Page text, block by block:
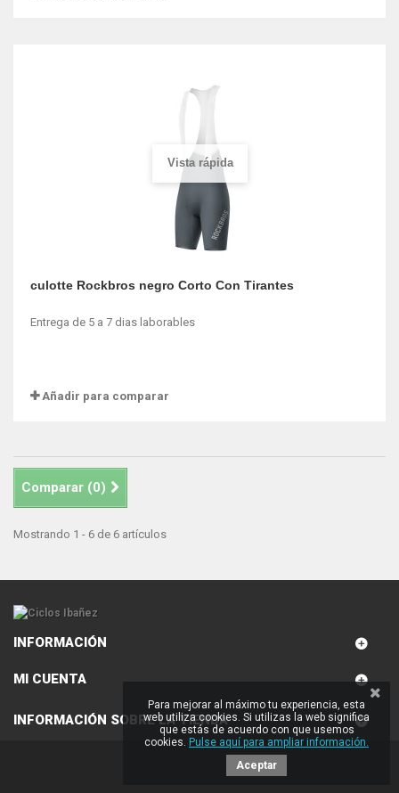
Vista rápida
culotte Rockbros negro Corto Con Tirantes
Entrega de 5 a 7 dias laborables
Añadir para comparar
Comparar (0)
Mostrando 1 - 6 de 6 artículos
INFORMACIÓN
MI CUENTA
INFORMACIÓN SOBRE LA TIENDA
Para mejorar al máximo tu experiencia, esta
web utiliza cookies. Si utilizas la web significa
que estás de acuerdo con que usemos
cookies. Pulse aquí para ampliar información.
Aceptar